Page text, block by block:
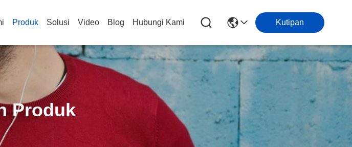
Produk Solusi Video Blog Hubungi Kami Kutipan
Produk